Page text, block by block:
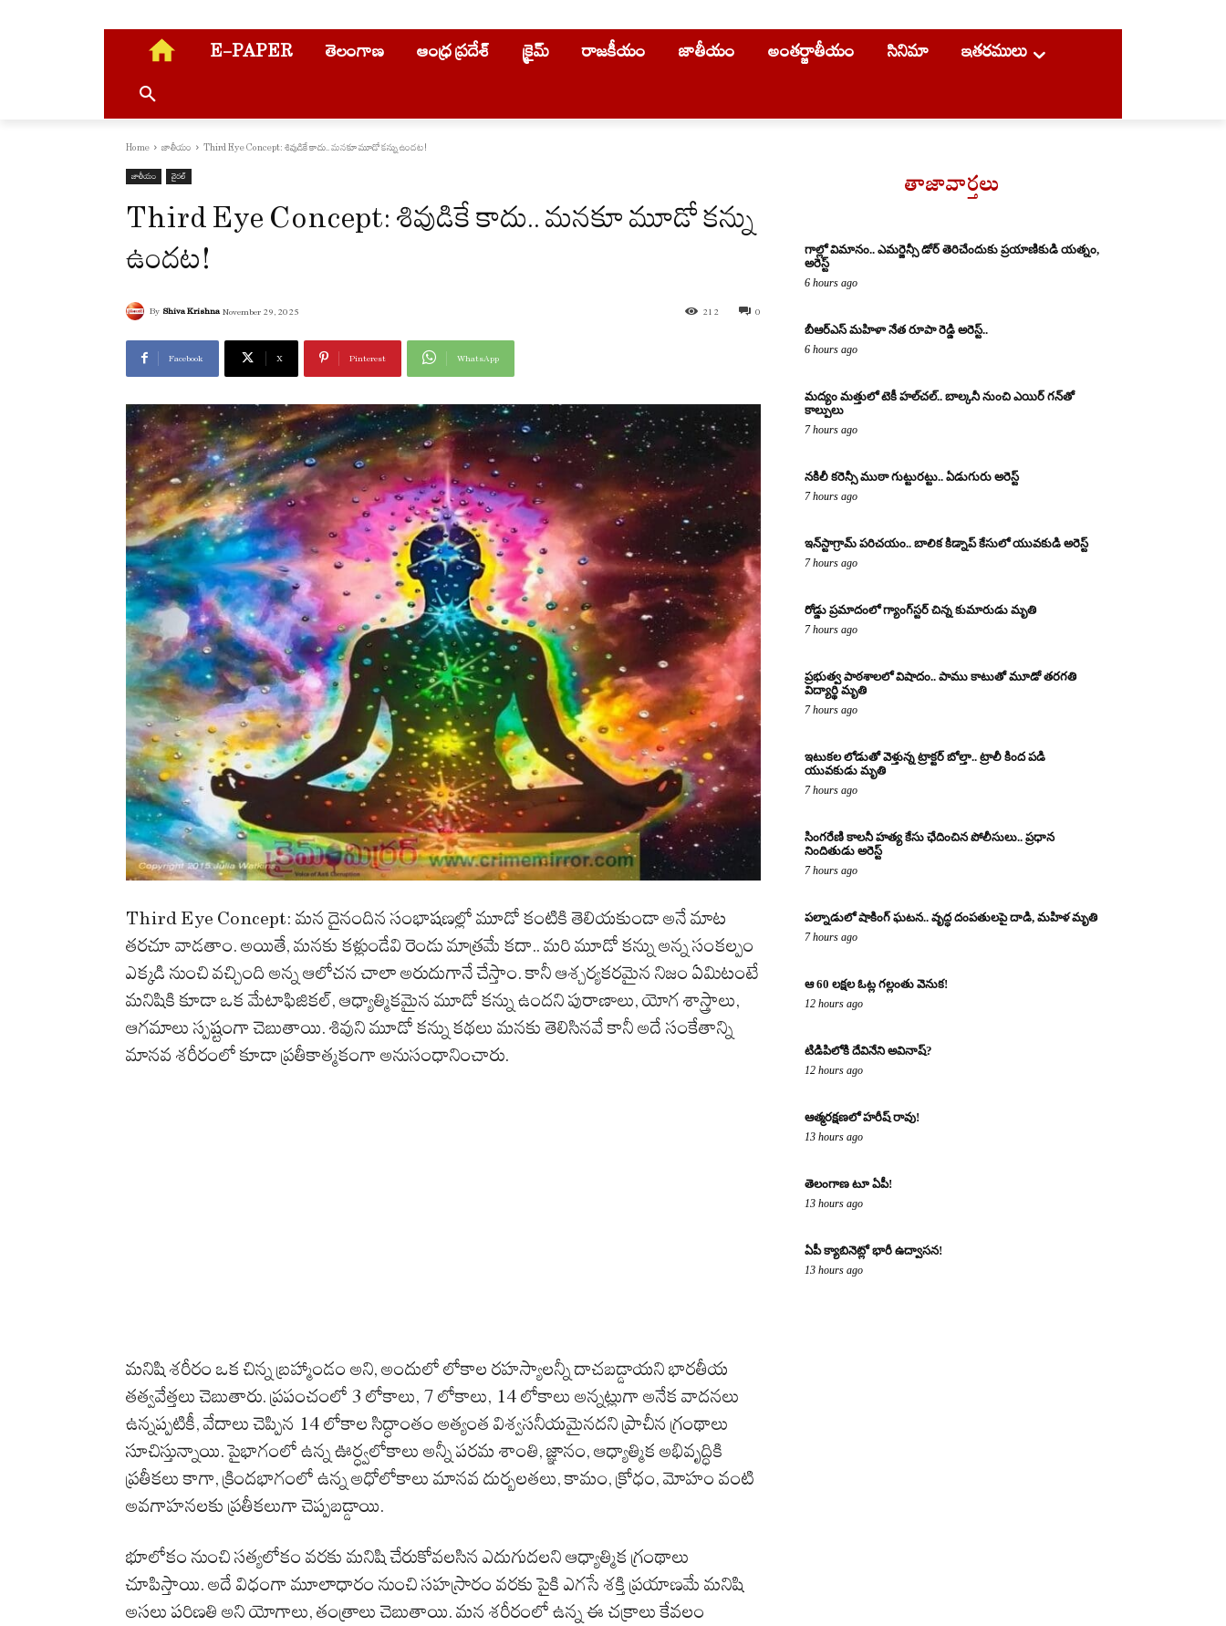
E-PAPER తెలంగాణ ఆంధ్ర ప్రదేశ్ క్రైమ్ రాజకీయం జాతీయం అంతర్జాతీయం సినిమా ఇతరములు
Home జాతీయం Third Eye Concept: శివుడికే కాదు.. మనకూ మూడో కన్ను ఉందట!
జాతీయం వైరల్
Third Eye Concept: శివుడికే కాదు.. మనకూ మూడో కన్ను
ఉందట!
By Shiva Krishna November 29, 2025 0
212
Facebook X Pinterest WhatsApp
Third Eye Concept: మన దైనందిన సంభాషణల్లో మూడో కంటికి తెలియకుండా అనే మాట
తరచూ వాడతాం. అయితే, మనకు కళ్లుండేవి రెండు మాత్రమే కదా.. మరి మూడో కన్ను అన్న సంకల్పం
ఎక్కడి నుంచి వచ్చింది అన్న ఆలోచన చాలా అరుదుగానే చేస్తాం. కానీ ఆశ్చర్యకరమైన నిజం ఏమిటంటే
మనిషికి కూడా ఒక మేటాఫిజికల్, ఆధ్యాత్మికమైన మూడో కన్ను ఉందని పురాణాలు, యోగ శాస్త్రాలు,
ఆగమాలు స్పష్టంగా చెబుతాయి. శివుని మూడో కన్ను కథలు మనకు తెలిసినవే కానీ అదే సంకేతాన్ని
మానవ శరీరంలో కూడా ప్రతీకాత్మకంగా అనుసంధానించారు.
మనిషి శరీరం ఒక చిన్న బ్రహ్మాండం అని, అందులో లోకాల రహస్యాలన్నీ దాచబడ్డాయని భారతీయ
తత్వవేత్తలు చెబుతారు. ప్రపంచంలో 3 లోకాలు, 7 లోకాలు, 14 లోకాలు అన్నట్లుగా అనేక వాదనలు
ఉన్నప్పటికీ, వేదాలు చెప్పిన 14 లోకాల సిద్ధాంతం అత్యంత విశ్వసనీయమైనదని ప్రాచీన గ్రంథాలు
సూచిస్తున్నాయి. పైభాగంలో ఉన్న ఊర్ధ్వలోకాలు అన్నీ పరమ శాంతి, జ్ఞానం, ఆధ్యాత్మిక అభివృద్ధికి
ప్రతీకలు కాగా, క్రిందభాగంలో ఉన్న అధోలోకాలు మానవ దుర్బలతలు, కామం, క్రోధం, మోహం వంటి
అవగాహనలకు ప్రతీకలుగా చెప్పబడ్డాయి.
భూలోకం నుంచి సత్యలోకం వరకు మనిషి చేరుకోవలసిన ఎదుగుదలని ఆధ్యాత్మిక గ్రంథాలు
చూపిస్తాయి. అదే విధంగా మూలాధారం నుంచి సహస్రారం వరకు పైకి ఎగసే శక్తి ప్రయాణమే మనిషి
అసలు పరిణతి అని యోగాలు, తంత్రాలు చెబుతాయి. మన శరీరంలో ఉన్న ఈ చక్రాలు కేవలం
తాజావార్తలు
గాల్లో విమానం.. ఎమర్జెన్సీ డోర్ తెరిచేందుకు ప్రయాణికుడి యత్నం,
అరెస్ట్
6 hours ago
బీఆర్ఎస్ మహిళా నేత రూపా రెడ్డి అరెస్ట్..
6 hours ago
మద్యం మత్తులో టెకీ హల్‌చల్.. బాల్కనీ నుంచి ఎయిర్ గన్‌తో
కాల్పులు
7 hours ago
నకిలీ కరెన్సీ ముఠా గుట్టురట్టు.. ఏడుగురు అరెస్ట్
7 hours ago
ఇన్‌స్టాగ్రామ్ పరిచయం.. బాలిక కిడ్నాప్ కేసులో యువకుడి అరెస్ట్
7 hours ago
రోడ్డు ప్రమాదంలో గ్యాంగ్‌స్టర్ చిన్న కుమారుడు మృతి
7 hours ago
ప్రభుత్వ పాఠశాలలో విషాదం.. పాము కాటుతో మూడో తరగతి
విద్యార్థి మృతి
7 hours ago
ఇటుకల లోడుతో వెళ్తున్న ట్రాక్టర్ బోల్తా.. ట్రాలీ కింద పడి
యువకుడు మృతి
7 hours ago
సింగరేణి కాలనీ హత్య కేసు ఛేదించిన పోలీసులు.. ప్రధాన
నిందితుడు అరెస్ట్
7 hours ago
పల్నాడులో షాకింగ్ ఘటన.. వృద్ధ దంపతులపై దాడి, మహిళ మృతి
7 hours ago
ఆ 60 లక్షల ఓట్ల గల్లంతు వెనుక!
12 hours ago
టిడిపిలోకి దేవినేని అవినాష్?
12 hours ago
ఆత్మరక్షణలో హరీష్ రావు!
13 hours ago
తెలంగాణ టూ ఏపీ!
13 hours ago
ఏపీ క్యాబినెట్లో భారీ ఉద్వాసన!
13 hours ago